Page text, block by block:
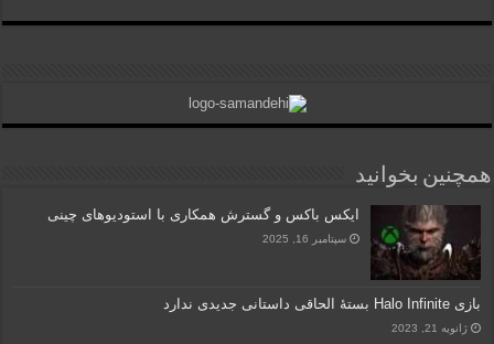
همچنین بخوانید
ایکس باکس و گسترش همکاری با استودیوهای چینی
سپتامبر 16, 2025
بازی Halo Infinite بستۀ الحاقی داستانی جدیدی ندارد
ژانویه 21, 2023